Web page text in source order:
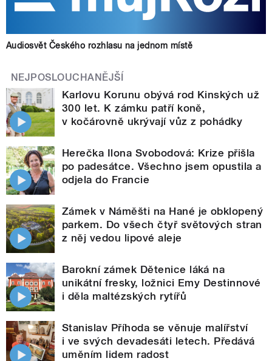
Audiosvět Českého rozhlasu na jednom místě
NEJPOSLOUCHANĚJŠÍ
Karlovu Korunu obývá rod Kinských už
300 let. K zámku patří koně,
v kočárovně ukrývají vůz z pohádky
Herečka Ilona Svobodová: Krize přišla
po padesátce. Všechno jsem opustila a
odjela do Francie
Zámek v Náměšti na Hané je obklopený
parkem. Do všech čtyř světových stran
z něj vedou lipové aleje
Barokní zámek Dětenice láká na
unikátní fresky, ložnici Emy Destinnové
i děla maltézských rytířů
Stanislav Příhoda se věnuje malířství
i ve svých devadesáti letech. Předává
uměním lidem radost